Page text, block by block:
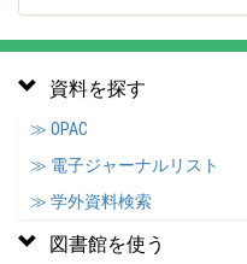
資料を探す
≫ OPAC
≫ 電子ジャーナルリスト
≫ 学外資料検索
図書館を使う